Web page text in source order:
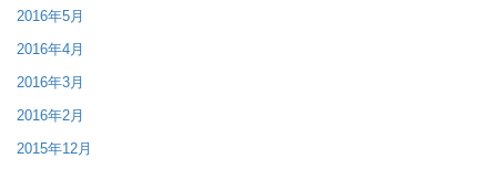
2016年5月
2016年4月
2016年3月
2016年2月
2015年12月